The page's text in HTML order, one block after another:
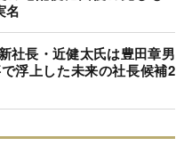
名
社長・近健太氏は豊田章男
浮上した未来の社長候補2